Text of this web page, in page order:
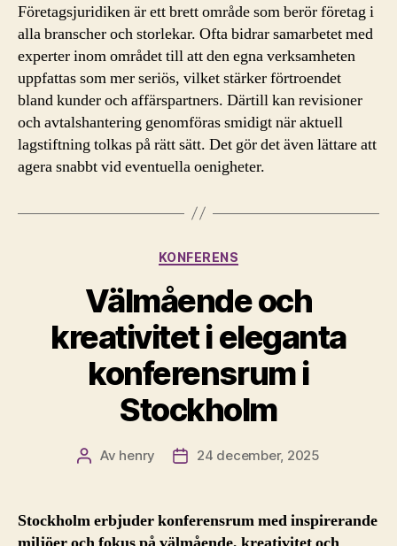
Företagsjuridiken är ett brett område som berör företag i
alla branscher och storlekar. Ofta bidrar samarbetet med
experter inom området till att den egna verksamheten
uppfattas som mer seriös, vilket stärker förtroendet
bland kunder och affärspartners. Därtill kan revisioner
och avtalshantering genomföras smidigt när aktuell
lagstiftning tolkas på rätt sätt. Det gör det även lättare att
agera snabbt vid eventuella oenigheter.
Kategorier
KONFERENS
Välmående och
kreativitet i eleganta
konferensrum i
Stockholm
Inläggsförfattare
Av henry Inläggsdatum
24 december, 2025
Stockholm erbjuder konferensrum med inspirerande